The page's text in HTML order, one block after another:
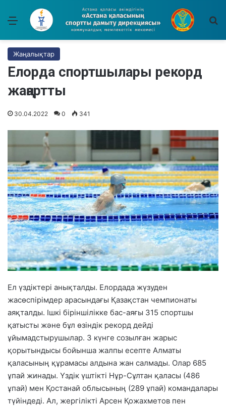
Мәзір
Жаңалықтар
Елорда спортшылары рекорд
жаңартты
30.04.2022 0 341
Ел үздіктері анықталды. Елордада жүзуден
жасөспірімдер арасындағы Қазақстан чемпионаты
аяқталды. Ішкі біріншілікке бас-аяғы 315 спортшы
қатысты және бұл өзіндік рекорд дейді
ұйымадстырушылар. 3 күнге созылған жарыс
қорытындысы бойынша жалпы есепте Алматы
қаласының құрамасы алдына жан салмады. Олар 685
ұпай жинады. Үздік үштікті Нұр-Сұлтан қаласы (486
ұпай) мен Қостанай облысының (289 ұпай) командалары
түйіндеді. Ал, жергілікті Арсен Қожахметов пен